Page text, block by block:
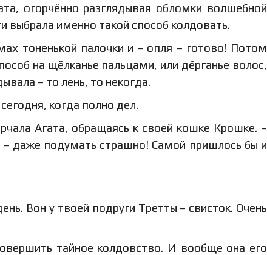
огорчённо разглядывая обломки волшебной
выбрала именно такой способ колдовать.
тоненькой палочки и – опля – готово! Потом
на щёлканье пальцами, или дёрганье волос,
– то лень, то некогда.
когда полно дел.
Агата, обращаясь к своей кошке Крошке. –
– даже подумать страшно! Самой пришлось бы и
Вон у твоей подруги Третты – свисток. Очень
тайное колдовство. И вообще она его